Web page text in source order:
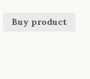
Buy product